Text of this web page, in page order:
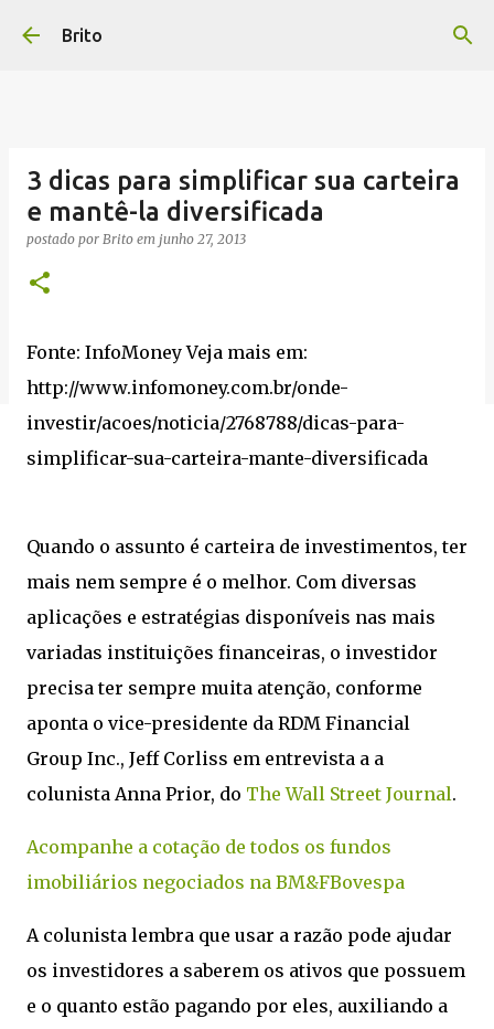
Brito
3 dicas para simplificar sua carteira
e mantê-la diversificada
postado por Brito em junho 27, 2013
Fonte: InfoMoney Veja mais em:
http://www.infomoney.com.br/onde-
investir/acoes/noticia/2768788/dicas-para-
simplificar-sua-carteira-mante-diversificada
Quando o assunto é carteira de investimentos, ter
mais nem sempre é o melhor. Com diversas
aplicações e estratégias disponíveis nas mais
variadas instituições financeiras, o investidor
precisa ter sempre muita atenção, conforme
aponta o vice-presidente da RDM Financial
Group Inc., Jeff Corliss em entrevista a a
colunista Anna Prior, do The Wall Street Journal.
Acompanhe a cotação de todos os fundos
imobiliários negociados na BM&FBovespa
A colunista lembra que usar a razão pode ajudar
os investidores a saberem os ativos que possuem
e o quanto estão pagando por eles, auxiliando a